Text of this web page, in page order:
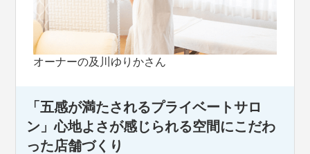
オーナーの及川ゆりかさん
「五感が満たされるプライベートサロ
ン」心地よさが感じられる空間にこだわ
った店舗づくり